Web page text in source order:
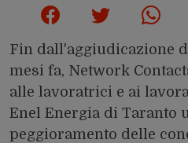
Fin dall'aggiudicazione
mesi fa, Network
alle lavoratrici e ai
Enel Energia di Taranto
peggioramento delle